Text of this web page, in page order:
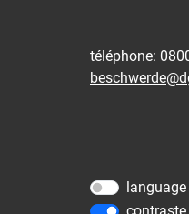
téléphone: